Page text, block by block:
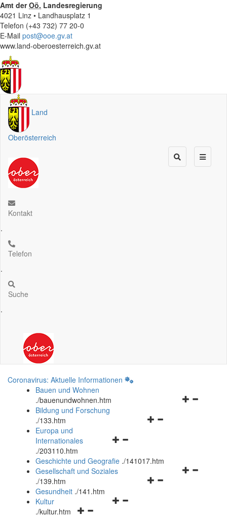
Amt derOö. Landesregierung
4021 Linz • Landhausplatz 1
Telefon (+43 732) 77 20-0
E-Mail post@ooe.gv.at
www.land-oberoesterreich.gv.at
Land
Oberösterreich
Kontakt
.
Telefon
.
Suche
.
Coronavirus: Aktuelle Informationen
Bauen und Wohnen
./bauenundwohnen.htm
Navigationsmenü
Bildung und Forschung
./133.htm
Navigationsmenü
und
schließen
Europa und
Internationales
./203110.htm
Geschichte und Geografie ./141017.htm
Navigationsmenü
Gesellschaft und Soziales
./139.htm
Navigationsmenü
Gesundheit ./141.htm
Navigationsmenü
Kultur
./kultur.htm